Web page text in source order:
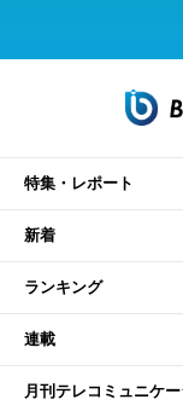
特集・レポート
新着
ランキング
連載
月刊テレコミュニケ